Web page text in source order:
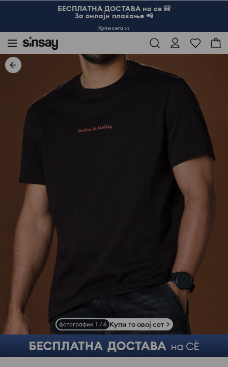
БЕСПЛАТНА ДОСТАВА на се 🎒
За онлајн плаќање 📲
Купи сега >>
фотографии 1 / 6 Купи го овој сет